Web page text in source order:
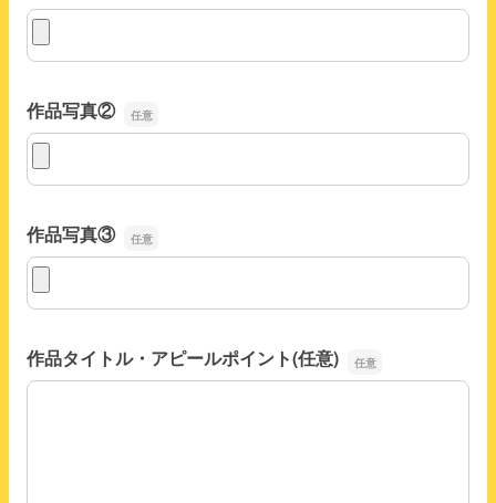
作品写真①
作品写真②
作品写真②
作品写真③
作品写真③
作品タイトル・アピールポイント(任意)
作品タイトル・アピールポイント(任意)